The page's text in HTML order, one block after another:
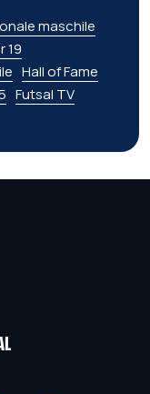
maschile
19
Hall of Fame
Futsal TV